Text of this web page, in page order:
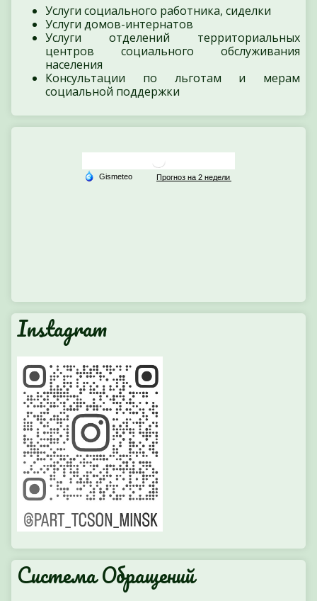
Услуги социального работника, сиделки
Услуги домов-интернатов
Услуги отделений территориальных
центров социального обслуживания
населения
Консультации по льготам и мерам
социальной поддержки
Instagram
Система Обращений